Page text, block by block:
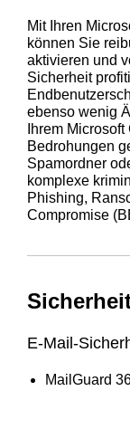
Mit Ihren
können Sie
aktivieren und
Sicherheit
ebenso wenig
Ihrem
Bedrohungen
Spamordner
komplexe
Phishing,
Compromise
E-Mail-
MailGuard